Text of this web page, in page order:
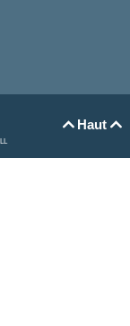
Haut 